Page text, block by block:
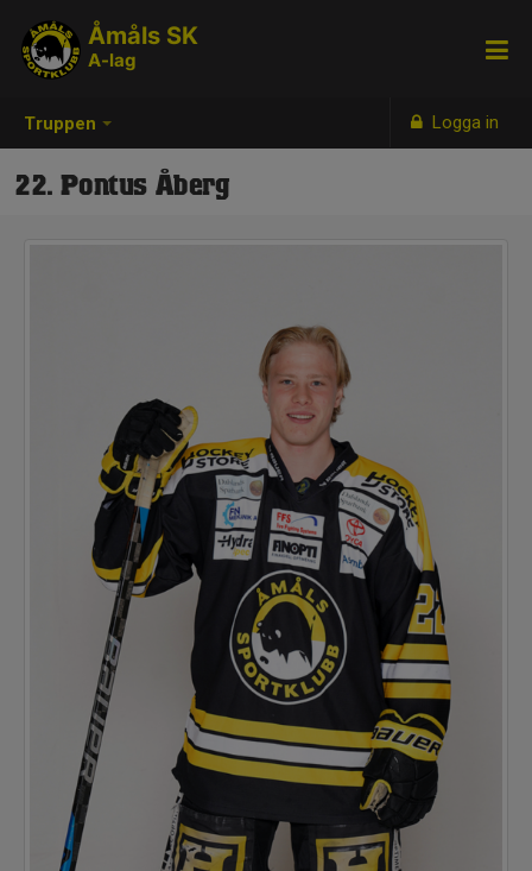
Truppen Logga in
Åmåls SK
A-lag
22. Pontus Åberg